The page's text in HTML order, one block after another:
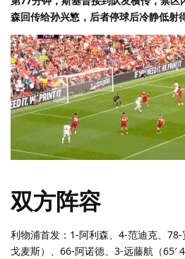
森回传给孙兴慜，后者停球后冷静低射
双方阵容
利物浦首发：1-阿利森、4-范迪克、
戈麦斯）、66-阿诺德、3-远藤航（65′